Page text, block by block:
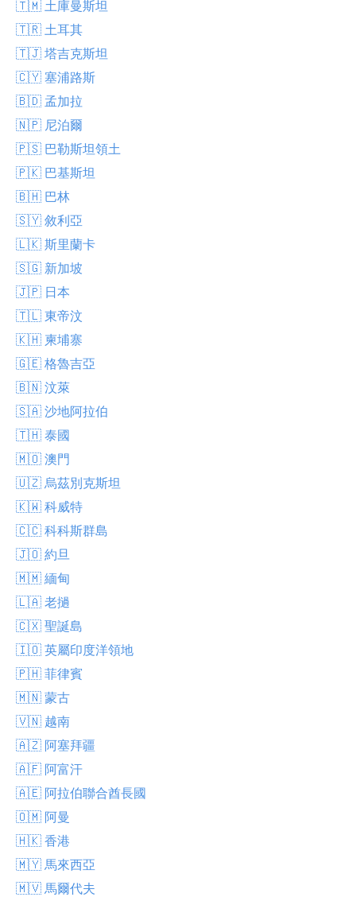
🇹🇲 土庫曼斯坦
🇹🇷 土耳其
🇹🇯 塔吉克斯坦
🇨🇾 塞浦路斯
🇧🇩 孟加拉
🇳🇵 尼泊爾
🇵🇸 巴勒斯坦領土
🇵🇰 巴基斯坦
🇧🇭 巴林
🇸🇾 敘利亞
🇱🇰 斯里蘭卡
🇸🇬 新加坡
🇯🇵 日本
🇹🇱 東帝汶
🇰🇭 柬埔寨
🇬🇪 格魯吉亞
🇧🇳 汶萊
🇸🇦 沙地阿拉伯
🇹🇭 泰國
🇲🇴 澳門
🇺🇿 烏茲別克斯坦
🇰🇼 科威特
🇨🇨 科科斯群島
🇯🇴 約旦
🇲🇲 緬甸
🇱🇦 老撾
🇨🇽 聖誕島
🇮🇴 英屬印度洋領地
🇵🇭 菲律賓
🇲🇳 蒙古
🇻🇳 越南
🇦🇿 阿塞拜疆
🇦🇫 阿富汗
🇦🇪 阿拉伯聯合酋長國
🇴🇲 阿曼
🇭🇰 香港
🇲🇾 馬來西亞
🇲🇻 馬爾代夫